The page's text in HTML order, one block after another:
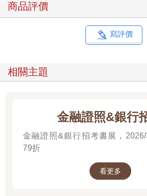
商品評價
寫評價
相關主題
金融證照&銀行
金融證照&銀行招考書展，2026/
79折
看更多